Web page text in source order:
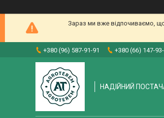
Зараз ми вже відпочиваємо,
+380 (96) 587-91-91 +380 (66) 147-
НАДІЙНИЙ